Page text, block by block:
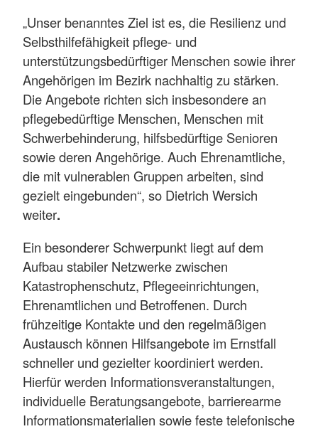
„Unser benanntes Ziel ist es, die Resilienz und
Selbsthilfefähigkeit pflege- und
unterstützungsbedürftiger Menschen sowie ihrer
Angehörigen im Bezirk nachhaltig zu stärken.
Die Angebote richten sich insbesondere an
pflegebedürftige Menschen, Menschen mit
Schwerbehinderung, hilfsbedürftige Senioren
sowie deren Angehörige. Auch Ehrenamtliche,
die mit vulnerablen Gruppen arbeiten, sind
gezielt eingebunden“, so Dietrich Wersich
weiter.
Ein besonderer Schwerpunkt liegt auf dem
Aufbau stabiler Netzwerke zwischen
Katastrophenschutz, Pflegeeinrichtungen,
Ehrenamtlichen und Betroffenen. Durch
frühzeitige Kontakte und den regelmäßigen
Austausch können Hilfsangebote im Ernstfall
schneller und gezielter koordiniert werden.
Hierfür werden Informationsveranstaltungen,
individuelle Beratungsangebote, barrierearme
Informationsmaterialien sowie feste telefonische